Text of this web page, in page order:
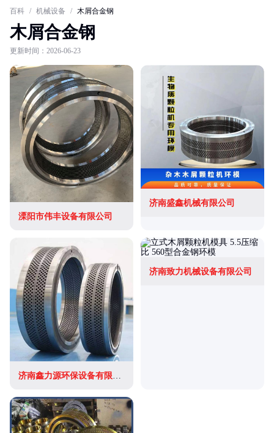
百科 / 机械设备 / 木屑合金钢
木屑合金钢
更新时间：2026-06-23
溧阳市伟丰设备有限公司
济南盛鑫机械有限公司
济南鑫力源环保设备有限公司
济南致力机械设备有限公司